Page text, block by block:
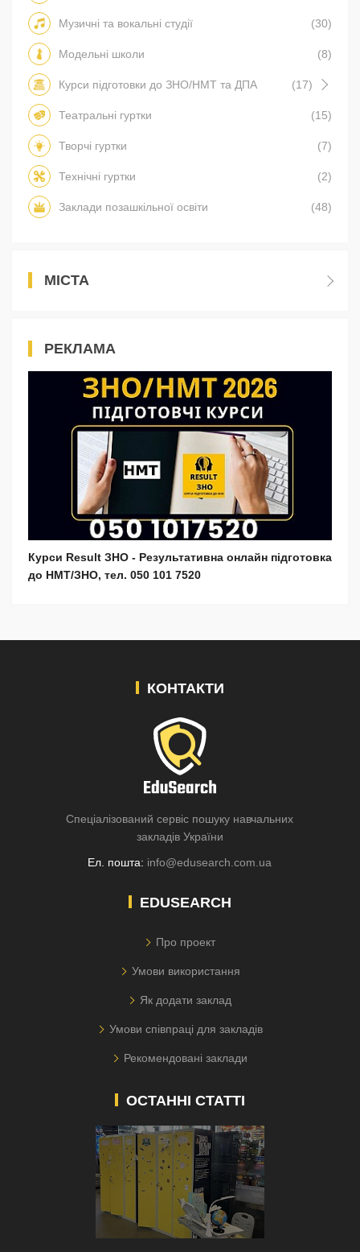
Музичні та вокальні студії (30)
Модельні школи (8)
Курси підготовки до ЗНО/НМТ та ДПА (17)
Театральні гуртки (15)
Творчі гуртки (7)
Технічні гуртки (2)
Заклади позашкільної освіти (48)
МІСТА
РЕКЛАМА
Курси Result ЗНО - Результативна онлайн підготовка
до НМТ/ЗНО, тел. 050 101 7520
КОНТАКТИ
Спеціалізований сервіс пошуку навчальних
закладів України
Ел. пошта: info@edusearch.com.ua
EDUSEARCH
Про проект
Умови використання
Як додати заклад
Умови співпраці для закладів
Рекомендовані заклади
ОСТАННІ СТАТТІ